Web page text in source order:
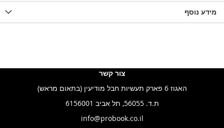
מידע נוסף
צור קשר
האגוז 6 פארק תעשיות חבל מודיעין (בתאום מראש)
ת.ד. 56055, תל אביב 6156001
info@probook.co.il